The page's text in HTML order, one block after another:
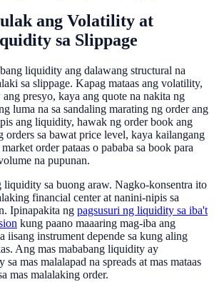
ang Volatility at
sa Slippage
liquidity ang dalawang structural na
sa slippage. Kapag mataas ang volatility,
presyo, kaya ang quote na nakita ng
luma na sa sandaling marating ng order ang
ang liquidity, hawak ng order book ang
orders sa bawat price level, kaya kailangang
order pataas o pababa sa book para
na pupunan.
liquidity sa buong araw. Nagko-konsentra ito
financial center at nanini-nipis sa
Ipinapakita ng pagsusuri ng liquidity sa iba't
kung paano maaaring mag-iba ang
iisang instrument depende sa kung aling
Ang mas mababang liquidity ay
sa mas malalapad na spreads at mas mataas
mas malalaking order.